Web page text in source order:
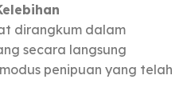
dirangkum dalam
secara langsung
penipuan yang telah